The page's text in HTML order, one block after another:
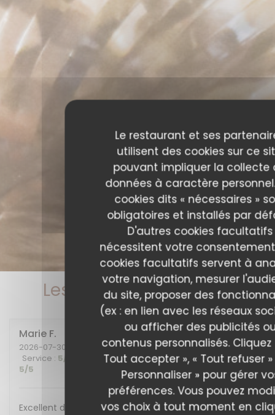
Le restaurant et ses
utilisent des cookies sur ce
pouvant impliquer la collecte
données à caractère
cookies dits « nécessaires »
obligatoires et installés par
D'autres cookies facultatifs
nécessitent votre
cookies facultatifs servent à
votre navigation, mesurer
du site, proposer des
(ex : en lien avec les réseaux
ou afficher des publicités
contenus personnalisés. Cliquez
Tout accepter », « Tout refuser »
Personnaliser » pour gérer
préférences. Vous pouvez
vos choix à tout moment en
Les avis de nos clients
Marie F
2026-07-30
- 20:00 - Couverts 2
Service : 5/5 Ambiance: 5 /5 Cuisine: 5 /5 Qualité / Prix:
5/5
Excellent diner et excellente soirée, nous